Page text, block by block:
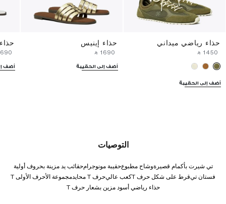
حذاء رياضي ميداني
‎ ⃁ ⁦1450⁩ ‎
أضف إلى الحقيبة
حذاء إينيس
‎ ⃁ ⁦1690⁩ ‎
أضف إلى الحقيبة أضف
التوصيات
تي شيرت بأكمام قصيرةوشاح مطبوعحقيبة مونوجرامحقائب يد مزينة بحروف أولية
فستان تيقرط على شكل حرف T كعب عاليحرف T محايد
مجموعة الأحرف الأولى T
حذاء رياضي أسود مزين بشعار حرف T